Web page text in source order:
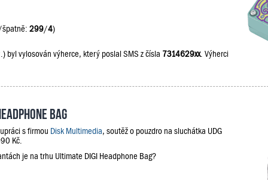
299/4)
byl vylosován výherce, který poslal SMS z čísla 7314629xx. Výherci
Bag
s firmou Disk Multimedia, soutěž o pouzdro na sluchátka UDG
Kč.
je na trhu Ultimate DIGI Headphone Bag?